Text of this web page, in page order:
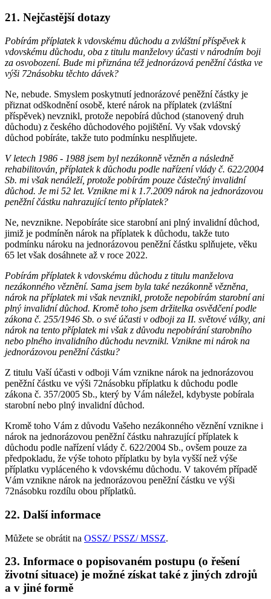
21. Nejčastější dotazy
Pobírám příplatek k vdovskému důchodu a zvláštní příspěvek k
vdovskému důchodu, oba z titulu manželovy účasti v národním boji
za osvobození. Bude mi přiznána též jednorázová peněžní částka ve
výši 72násobku těchto dávek?
Ne, nebude. Smyslem poskytnutí jednorázové peněžní částky je
přiznat odškodnění osobě, které nárok na příplatek (zvláštní
příspěvek) nevznikl, protože nepobírá důchod (stanovený druh
důchodu) z českého důchodového pojištění. Vy však vdovský
důchod pobíráte, takže tuto podmínku nesplňujete.
V letech 1986 - 1988 jsem byl nezákonně vězněn a následně
rehabilitován, příplatek k důchodu podle nařízení vlády č. 622/2004
Sb. mi však nenáleží, protože pobírám pouze částečný invalidní
důchod. Je mi 52 let. Vznikne mi k 1.7.2009 nárok na jednorázovou
peněžní částku nahrazující tento příplatek?
Ne, nevznikne. Nepobíráte sice starobní ani plný invalidní důchod,
jimiž je podmíněn nárok na příplatek k důchodu, takže tuto
podmínku nároku na jednorázovou peněžní částku splňujete, věku
65 let však dosáhnete až v roce 2022.
Pobírám příplatek k vdovskému důchodu z titulu manželova
nezákonného věznění. Sama jsem byla také nezákonně vězněna,
nárok na příplatek mi však nevznikl, protože nepobírám starobní ani
plný invalidní důchod. Kromě toho jsem držitelka osvědčení podle
zákona č. 255/1946 Sb. o své účasti v odboji za II. světové války, ani
nárok na tento příplatek mi však z důvodu nepobírání starobního
nebo plného invalidního důchodu nevznikl. Vznikne mi nárok na
jednorázovou peněžní částku?
Z titulu Vaší účasti v odboji Vám vznikne nárok na jednorázovou
peněžní částku ve výši 72násobku příplatku k důchodu podle
zákona č. 357/2005 Sb., který by Vám náležel, kdybyste pobírala
starobní nebo plný invalidní důchod.
Kromě toho Vám z důvodu Vašeho nezákonného věznění vznikne i
nárok na jednorázovou peněžní částku nahrazující příplatek k
důchodu podle nařízení vlády č. 622/2004 Sb., ovšem pouze za
předpokladu, že výše tohoto příplatku by byla vyšší než výše
příplatku vypláceného k vdovskému důchodu. V takovém případě
Vám vznikne nárok na jednorázovou peněžní částku ve výši
72násobku rozdílu obou příplatků.
22. Další informace
Můžete se obrátit na OSSZ/ PSSZ/ MSSZ.
23. Informace o popisovaném postupu (o řešení
životní situace) je možné získat také z jiných zdrojů
a v jiné formě